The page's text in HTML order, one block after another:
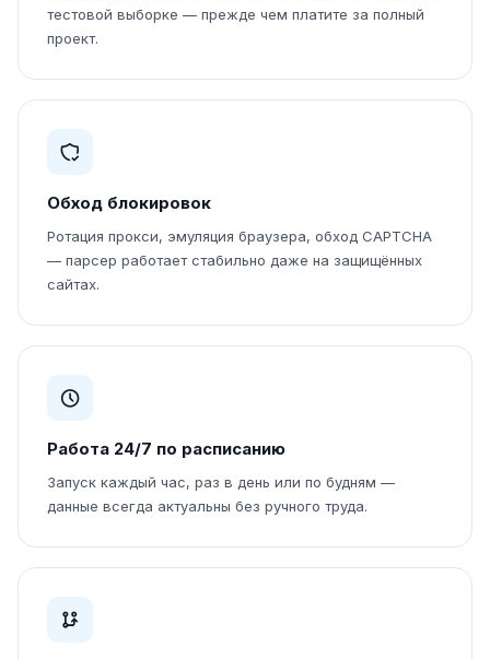
тестовой выборке — прежде чем платите за полный
проект.
Обход блокировок
Ротация прокси, эмуляция браузера, обход CAPTCHA
— парсер работает стабильно даже на защищённых
сайтах.
Работа 24/7 по расписанию
Запуск каждый час, раз в день или по будням —
данные всегда актуальны без ручного труда.